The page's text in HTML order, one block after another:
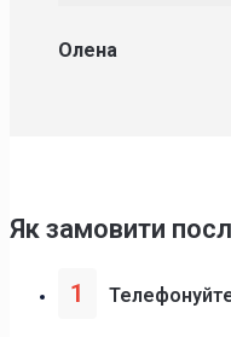
Олена
Як замовити
1